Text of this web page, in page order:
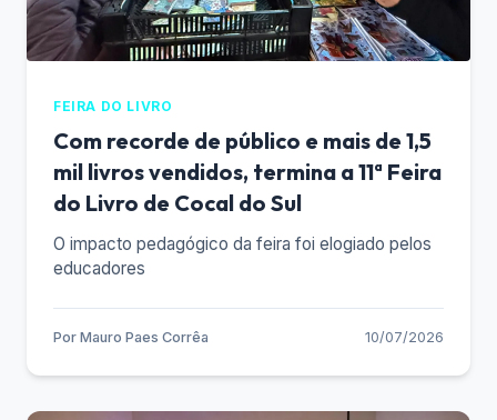
FEIRA DO LIVRO
Com recorde de público e mais de 1,5
mil livros vendidos, termina a 11ª Feira
do Livro de Cocal do Sul
O impacto pedagógico da feira foi elogiado pelos
educadores
Por Mauro Paes Corrêa 10/07/2026